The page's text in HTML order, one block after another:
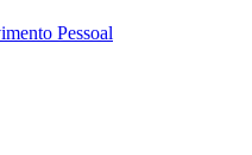
Pessoal